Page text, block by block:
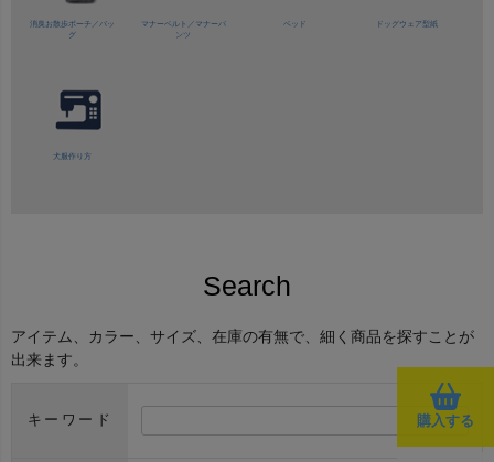
購入する
消臭お散歩ポーチ／バッ
グ
マナーベルト／ マナーパ
ンツ
ベッド ドッグウェア型紙
犬服作り方
Search
アイテム、カラー、サイズ、在庫の有無で、細く商品を探すことが
出来ます。
キーワード